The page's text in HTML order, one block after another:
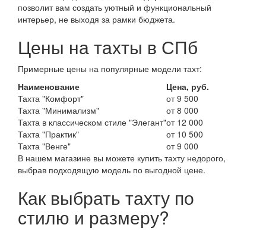
позволит вам создать уютный и функциональный
интерьер, не выходя за рамки бюджета.
Цены на тахты в СПб
Примерные цены на популярные модели тахт:
Наименование
Цена, руб.
Тахта "Комфорт"
от 9 500
Тахта "Минимализм"
от 8 000
Тахта в классическом стиле "Элегант"от 12 000
Тахта "Практик"
от 10 500
Тахта "Венге"
от 9 000
В нашем магазине вы можете купить тахту недорого,
выбрав подходящую модель по выгодной цене.
Как выбрать тахту по
стилю и размеру?